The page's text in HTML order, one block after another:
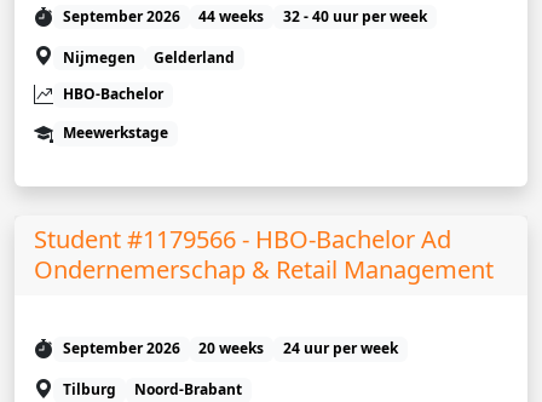
September 2026 44 weeks
32 - 40 uur per week
Nijmegen
Gelderland
HBO-Bachelor
Meewerkstage
Student #1179566 - HBO-Bachelor Ad
Ondernemerschap & Retail Management
September 2026 20 weeks
24 uur per week
Tilburg
Noord-Brabant